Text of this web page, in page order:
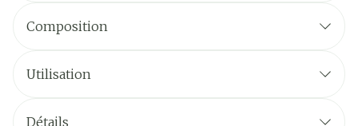
Composition
Utilisation
Détails